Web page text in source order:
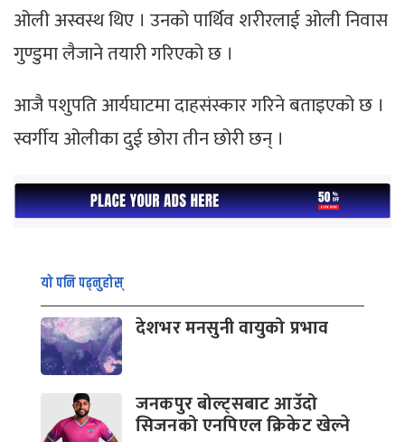
ओली अस्वस्थ थिए । उनको पार्थिव शरीरलाई ओली निवास
गुण्डुमा लैजाने तयारी गरिएको छ ।
आजै पशुपति आर्यघाटमा दाहसंस्कार गरिने बताइएको छ ।
स्वर्गीय ओलीका दुई छोरा तीन छोरी छन् ।
यो पनि पढ्नुहोस्
देशभर मनसुनी वायुको प्रभाव
जनकपुर बोल्ट्सबाट आउँदो
सिजनको एनपिएल क्रिकेट खेल्ने